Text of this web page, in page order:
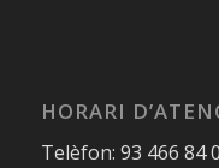
HORARI
Telèfon: 93 466 84